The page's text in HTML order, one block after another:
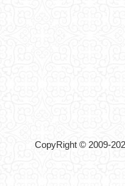
CopyRight © 2009-